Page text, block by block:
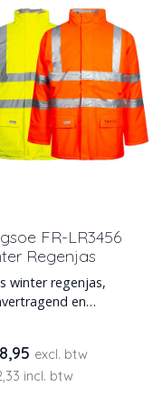
FR-LR3456
Regenjas
winter regenjas,
en
excl. btw
incl. btw